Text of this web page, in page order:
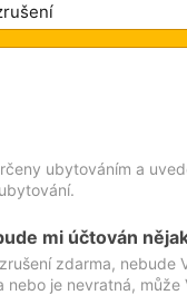
ubytováním a
mi účtován
zdarma,
nebo je nevratná,